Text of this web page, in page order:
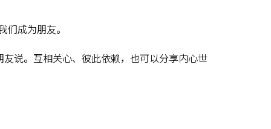
成为朋友。
说。互相关心、彼此依赖，也可以分享内心世